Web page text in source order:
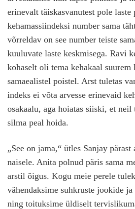
erinevalt täiskasvanutest pole laste
kehamassiindeksi number sama
võrreldav on see number teiste
kuuluvate laste keskmisega. Ravi
kohaselt oli tema kehakaal
samaealistel poistel. Arst tuletas
indeks ei võta arvesse erinevaid
osakaalu, aga hoiatas siiski, et
silma peal hoida.
„See on jama,“ ütles Sanjay
naisele. Anita polnud päris sama
arstil õigus. Kogu meie perele
vähendaksime suhkruste jookide
ning toituksime üldiselt